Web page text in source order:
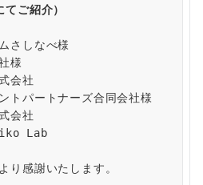
てご紹介）
さしなべ様
様
会社
トパートナーズ合同会社様
会社
Lab
り感謝いたします。